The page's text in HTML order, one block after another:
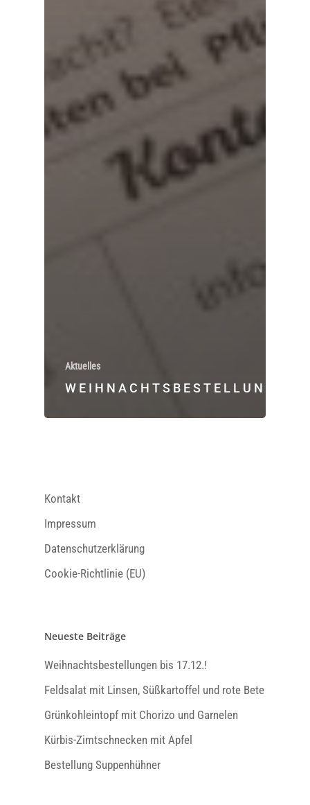
Aktuelles
WEIHNACHTSBESTELLUNG
Kontakt
Impressum
Datenschutzerklärung
Cookie-Richtlinie (EU)
Neueste Beiträge
Weihnachtsbestellungen bis 17.12.!
Feldsalat mit Linsen, Süßkartoffel und rote Bete
Grünkohleintopf mit Chorizo und Garnelen
Kürbis-Zimtschnecken mit Apfel
Bestellung Suppenhühner